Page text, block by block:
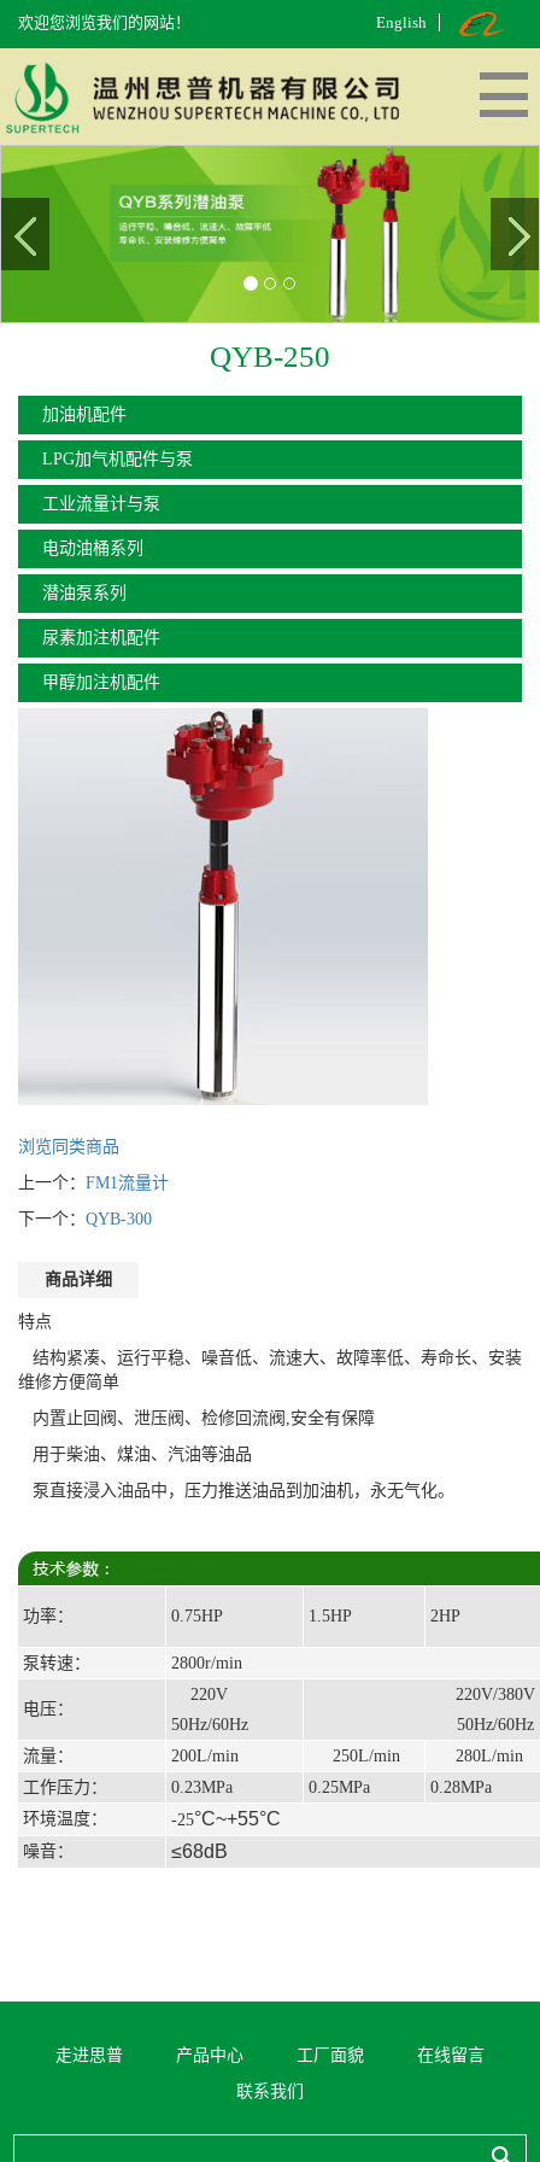
欢迎您浏览我们的网站！ English
走进思普
产品中心 工厂面貌
在线留言 联系我们
QYB-250
加油机配件
LPG加气机配件与泵
工业流量计与泵
电动油桶系列
潜油泵系列
尿素加注机配件
甲醇加注机配件
浏览同类商品
上一个： FM1流量计
下一个： QYB-300
商品详细
特点
结构紧凑、运行平稳、噪音低、流速大、故障率低、寿命长、安装
维修方便简单
内置止回阀、泄压阀、检修回流阀,安全有保障
用于柴油、煤油、汽油等油品
泵直接浸入油品中，压力推送油品到加油机，永无气化。
功率： 0.75HP 1.5HP 2HP
泵转速： 2800r/min
电压：
220V
50Hz/60Hz
220V/380V
50Hz/60Hz
流量：
200L/min 250L/min
280L/min
工作压力：
0.23MPa 0.25MPa
0.28MPa
环境温度：
-25°C~+55°C
噪音： ≤68dB
走进思普 产品中心 工厂面貌
在线留言
联系我们